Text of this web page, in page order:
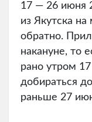
17 — 26 июня
из Якутска
обратно.
накануне, то
рано утром
добираться
раньше 27